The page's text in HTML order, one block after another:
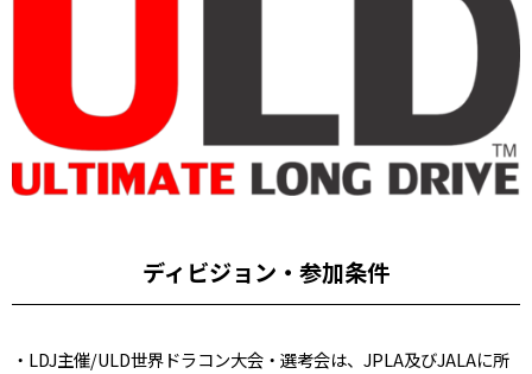
ディビジョン・参加条件
・LDJ主催/ULD世界ドラコン大会・選考会は、JPLA及びJALAに所